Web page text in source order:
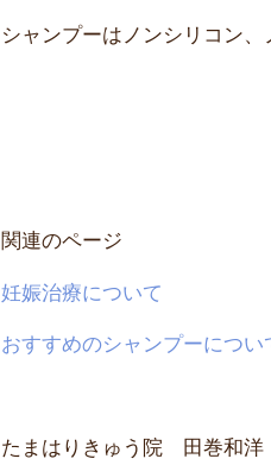
シャンプーはノンシリコン
関連のページ
妊娠治療について
おすすめのシャンプーについ
たまはりきゅう院 田巻和洋